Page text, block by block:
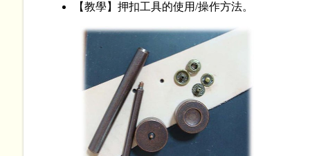
【教學】押扣工具的使用/操作方法。